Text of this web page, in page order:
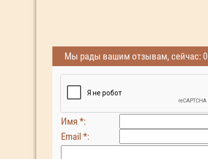
Мы рады вашим отзывам, сейчас: 0
Имя *:
Email *: